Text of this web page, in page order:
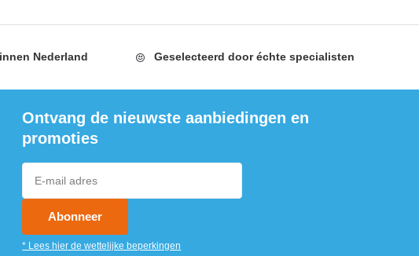
Nederland Geselecteerd dooréchte specialisten
Ontvang de nieuwste aanbiedingen en
promoties
Abonneer
* Lees hier de wettelijke beperkingen